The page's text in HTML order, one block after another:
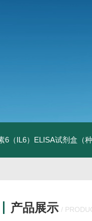
6（IL6）ELISA试剂盒（种
产品展示 /